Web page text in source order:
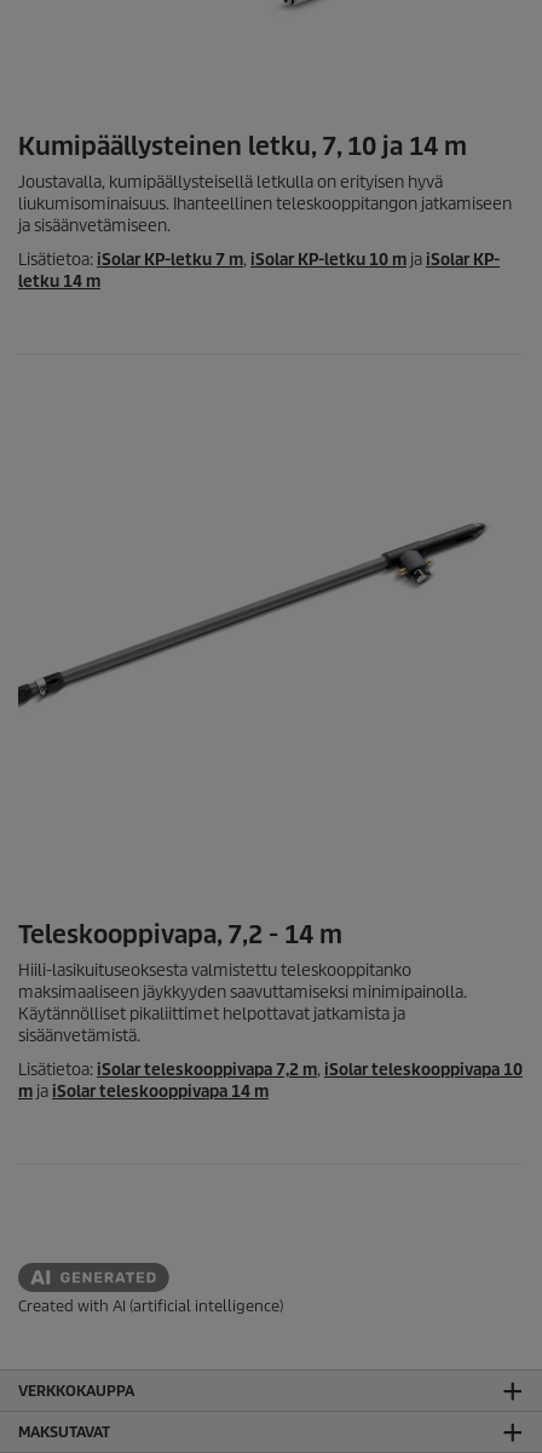
Kumipäällysteinen letku, 7, 10 ja 14 m
Joustavalla, kumipäällysteisellä letkulla on erityisen hyvä
liukumisominaisuus. Ihanteellinen teleskooppitangon jatkamiseen
ja sisäänvetämiseen.
Lisätietoa: iSolar KP-letku 7 m, iSolar KP-letku 10 m ja iSolar KP-
letku 14 m
Teleskooppivapa, 7,2 - 14 m
Hiili-lasikuituseoksesta valmistettu teleskooppitanko
maksimaaliseen jäykkyyden saavuttamiseksi minimipainolla.
Käytännölliset pikaliittimet helpottavat jatkamista ja
sisäänvetämistä.
Lisätietoa: iSolarteleskooppivapa 7,2 m, iSolarteleskooppivapa 10
m ja iSolarteleskooppivapa 14 m
Created with AI (artificial intelligence)
VERKKOKAUPPA
MAKSUTAVAT